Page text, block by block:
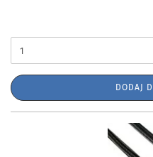
DODAJ